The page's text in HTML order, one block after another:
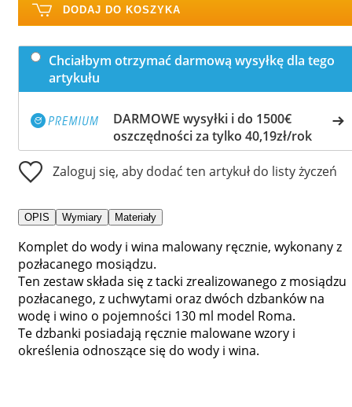
DODAJ DO KOSZYKA
Chciałbym otrzymać darmową wysyłkę dla tego
artykułu
DARMOWE wysyłki i do 1500€
oszczędności za tylko 40,19zł/rok
Zaloguj się, aby dodać ten artykuł do listy życzeń
OPIS Wymiary Materiały
Komplet do wody i wina malowany ręcznie, wykonany z
pozłacanego mosiądzu.
Ten zestaw składa się z tacki zrealizowanego z mosiądzu
pozłacanego, z uchwytami oraz dwóch dzbanków na
wodę i wino o pojemności 130 ml model Roma.
Te dzbanki posiadają ręcznie malowane wzory i
określenia odnoszące się do wody i wina.